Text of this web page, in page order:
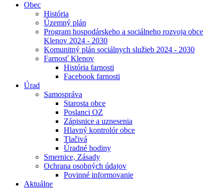
Obec
História
Územný plán
Program hospodárskeho a sociálneho rozvoja obce
Klenov 2024 - 2030
Komunitný plán sociálnych služieb 2024 - 2030
Farnosť Klenov
História farnosti
Facebook farnosti
Úrad
Samospráva
Starosta obce
Poslanci OZ
Zápisnice a uznesenia
Hlavný kontrolór obce
Tlačivá
Úradné hodiny
Smernice, Zásady
Ochrana osobných údajov
Povinné informovanie
Aktuálne